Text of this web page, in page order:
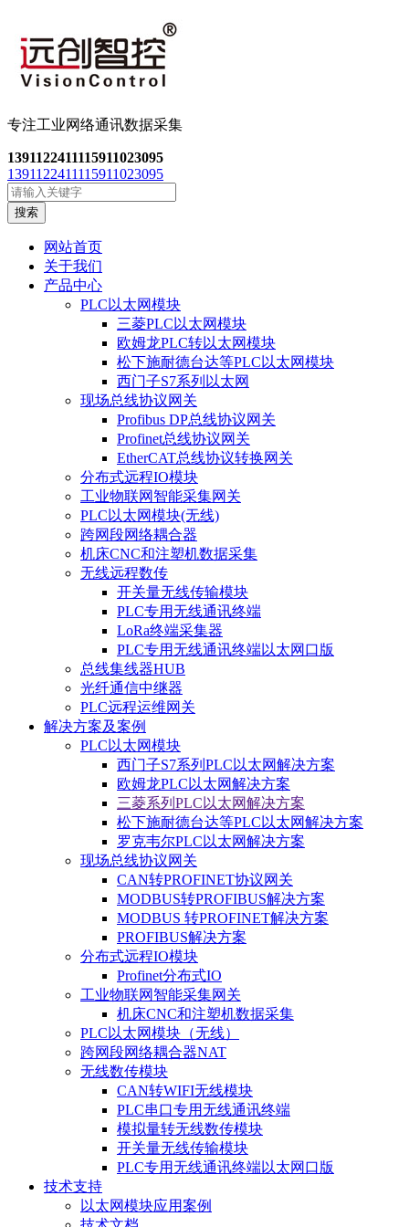
专注工业网络通讯数据采集
1391122411115911023095
1391122411115911023095
搜索
网站首页
关于我们
产品中心
PLC以太网模块
三菱PLC以太网模块
欧姆龙PLC转以太网模块
松下施耐德台达等PLC以太网模块
西门子S7系列以太网
现场总线协议网关
Profibus DP总线协议网关
Profinet总线协议网关
EtherCAT总线协议转换网关
分布式远程IO模块
工业物联网智能采集网关
PLC以太网模块(无线)
跨网段网络耦合器
机床CNC和注塑机数据采集
无线远程数传
开关量无线传输模块
PLC专用无线通讯终端
LoRa终端采集器
PLC专用无线通讯终端以太网口版
总线集线器HUB
光纤通信中继器
PLC远程运维网关
解决方案及案例
PLC以太网模块
西门子S7系列PLC以太网解决方案
欧姆龙PLC以太网解决方案
三菱系列PLC以太网解决方案
松下施耐德台达等PLC以太网解决方案
罗克韦尔PLC以太网解决方案
现场总线协议网关
CAN转PROFINET协议网关
MODBUS转PROFIBUS解决方案
MODBUS 转PROFINET解决方案
PROFIBUS解决方案
分布式远程IO模块
Profinet分布式IO
工业物联网智能采集网关
机床CNC和注塑机数据采集
PLC以太网模块（无线）
跨网段网络耦合器NAT
无线数传模块
CAN转WIFI无线模块
PLC串口专用无线通讯终端
模拟量转无线数传模块
开关量无线传输模块
PLC专用无线通讯终端以太网口版
技术支持
以太网模块应用案例